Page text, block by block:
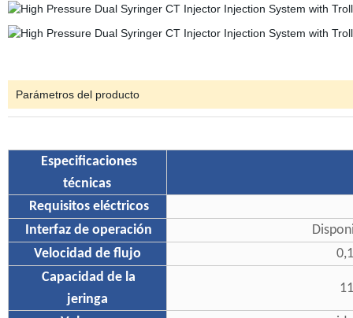
Parámetros del producto
Especificaciones
técnicas
Requisitos eléctricos
Interfaz de operación
Velocidad de flujo
Capacidad de la
jeringa